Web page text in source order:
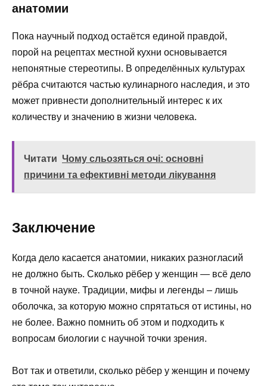
анатомии
Пока научный подход остаётся единой правдой,
порой на рецептах местной кухни основывается
непонятные стереотипы. В определённых культурах
рёбра считаются частью кулинарного наследия, и это
может привнести дополнительный интерес к их
количеству и значению в жизни человека.
Читати Чому сльозяться очі: основні
причини та ефективні методи лікування
Заключение
Когда дело касается анатомии, никаких разногласий
не должно быть. Сколько рёбер у женщин — всё дело
в точной науке. Традиции, мифы и легенды – лишь
оболочка, за которую можно спрятаться от истины, но
не более. Важно помнить об этом и подходить к
вопросам биологии с научной точки зрения.
Вот так и ответили, сколько рёбер у женщин и почему